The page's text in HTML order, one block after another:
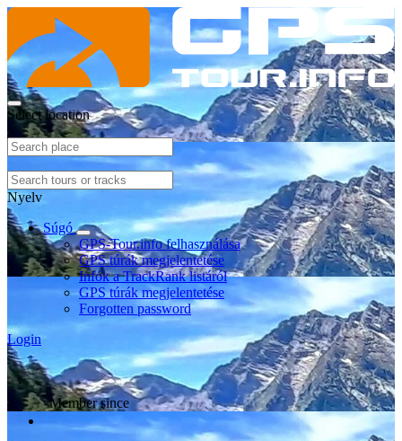
Select location
Nyelv
Súgó
GPS-Tour.info felhasználása
GPS túrák megjelentetése
Infók a TrackRank listáról
GPS túrák megjelentetése
Forgotten password
Login
Member since